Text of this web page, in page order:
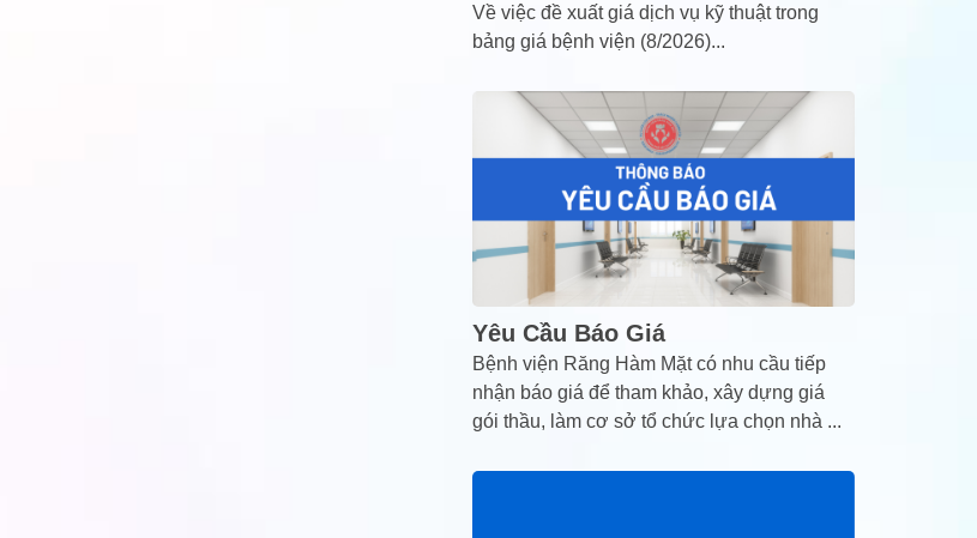
Về việc đề xuất giá dịch vụ kỹ thuật trong
bảng giá bệnh viện (8/2026)...
Yêu Cầu Báo Giá
Bệnh viện Răng Hàm Mặt có nhu cầu tiếp
nhận báo giá để tham khảo, xây dựng giá
gói thầu, làm cơ sở tổ chức lựa chọn nhà ...